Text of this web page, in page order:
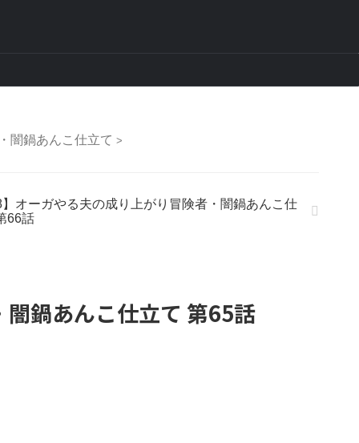
闇鍋あんこ仕立て >
】オーガやる夫の成り上がり冒険者・闇鍋あんこ仕
66話
闇鍋あんこ仕立て 第65話